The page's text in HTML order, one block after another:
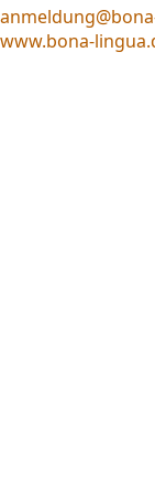
www.bona-